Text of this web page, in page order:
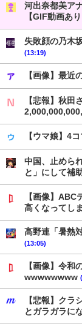
河出奈都美ア
【GIF動画あり
失敗顔の乃木
(13:19)
【画像】最近
【悲報】秋田
【ウマ娘】4
中国、止めら
と」にして補
【画像】
高くなってし
高野連「暑熱
(13:05)
【画像】令和
wwwwwwww
【悲報】クラ
とガラガラに